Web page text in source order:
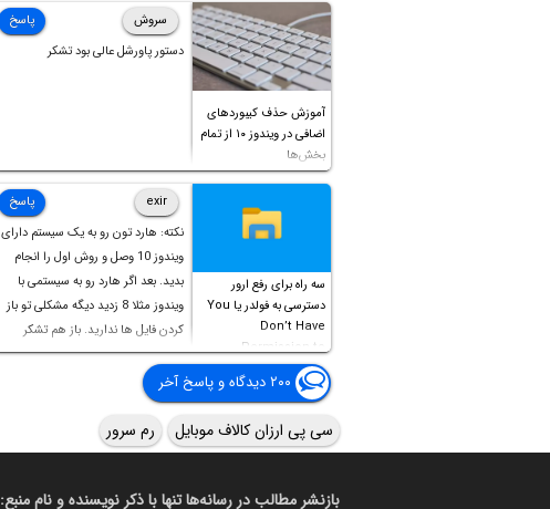
رجیستری ویندوز 11 ضروری است و مشکل
خاصی ایجاد نمی‌کند؟!
در ادامه به بحث در مورد پاکسازی رجیستری و
امور مشابه نظیرتعمیر رجیستری ویندوز
برنامه‌های جانبی می‌پردازیم. با سیاره‌ی آی‌تی
همراه باشید.
آموزش حذف کیبوردهای
اضافی در ویندوز ۱۰ از تمام
بخش‌ها
سروش
دستور پاورشل عالی بود تشکر
پاسخ
سه راه برای رفع ارور
دسترسی به فولدر یا You
Don’t Have
Permission to
Access this folder
exir
نکته: هارد تون رو به یک سیستم دارای
ویندوز 10 وصل و روش اول را انجام
بدید. بعد اگر هارد رو به سیستمی با
ویندوز مثلا 8 زدید دیگه مشکلی تو باز
کردن فایل ها ندارید. باز هم تشکر
پاسخ
۲۰۰ دیدگاه و پاسخ آخر
سی پی ارزان کالاف موبایل رم سرور
بازنشر مطالب در رسانه‌ها تنها با ذکر نویسنده و نام منبع: